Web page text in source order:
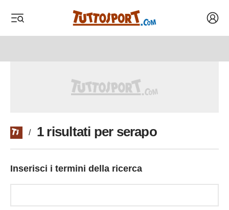
/ 1 risultati per serapo
Inserisci i termini della ricerca